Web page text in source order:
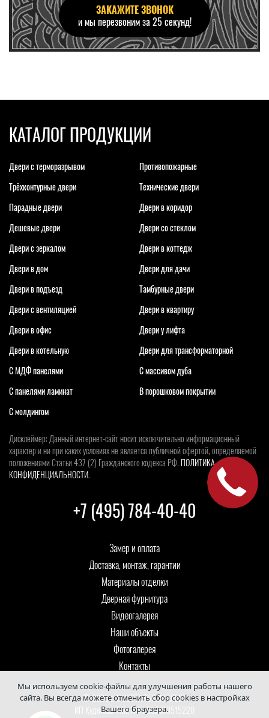
ЗАКАЖИТЕ ЗВОНОК
и мы перезвоним за 25 секунд!
+7 (495) 784-40-40
Замер и оплата
Доставка, монтаж, гарантии
Материалы отделки
Дверная фурнитура
Видеогалерея
Наши объекты
Фотогалерея
Контакты
© 2026 г. МОССТАЛЬКОМПЛЕКТ
ИП Кудинова Т.В., ИНН 502013515220
КАТАЛОГ ПРОДУКЦИИ
Двери с терморазрывом
Противопожарные
Трёхконтурные двери
Технические двери
Парадные двери
Двери в коридор
Дешевые двери
Двери со стеклом
Двери с зеркалом
Двери в коттедж
Двери в дом
Двери для дачи
Двери в подъезд
Тамбурные двери
Двери с вентиляцией
Двери в квартиру
Двери в офис
Двери у лифта
Двери в котельную
Двери для трансформаторной
С МДФ панелями
С массивом дуба
С панелями ламинат
В порошковом покрытии
С молдингом
Дисклеймер: Данный интернет-сайт носит исключительно информационный
характер и ни при каких условиях не является публичной офертой, определяемой
положениями Статьи 437 (2) Гражданского кодекса РФ. ПОЛИТИКА
КОНФИДЕНЦИАЛЬНОСТИ.
Мы используем cookie-файлы для улучшения работы нашего
сайта. Вы всегда можете отменить сбор cookies в настройках
Вашего браузера.